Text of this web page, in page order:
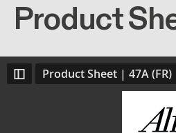
Product
Product Sheet | 47A (FR)